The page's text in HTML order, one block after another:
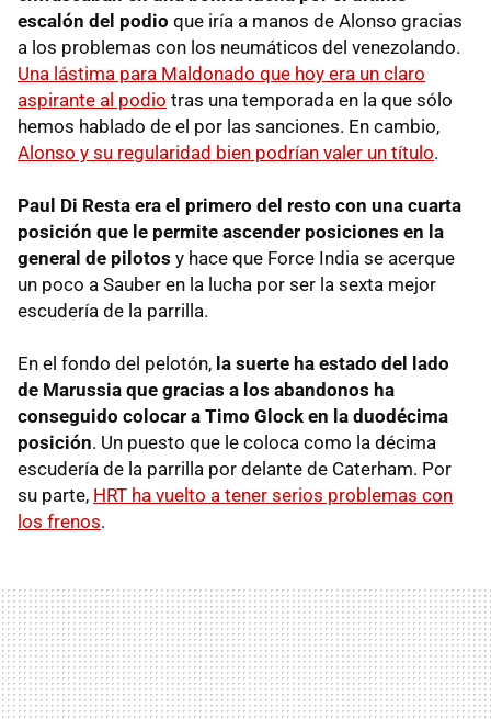
escalón del podio que iría a manos de Alonso gracias
a los problemas con los neumáticos del venezolando.
Una lástima para Maldonado que hoy era un claro
aspirante al podio tras una temporada en la que sólo
hemos hablado de el por las sanciones. En cambio,
Alonso y su regularidad bien podrían valer un título.
Paul Di Resta era el primero del resto con una cuarta
posición que le permite ascender posiciones en la
general de pilotos y hace que Force India se acerque
un poco a Sauber en la lucha por ser la sexta mejor
escudería de la parrilla.
En el fondo del pelotón, la suerte ha estado del lado
de Marussia que gracias a los abandonos ha
conseguido colocar a Timo Glock en la duodécima
posición. Un puesto que le coloca como la décima
escudería de la parrilla por delante de Caterham. Por
su parte, HRT ha vuelto a tener serios problemas con
los frenos.